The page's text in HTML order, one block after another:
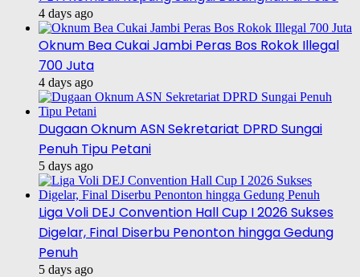
4 days ago
Oknum Bea Cukai Jambi Peras Bos Rokok Illegal
700 Juta
4 days ago
Dugaan Oknum ASN Sekretariat DPRD Sungai
Penuh Tipu Petani
5 days ago
Liga Voli DEJ Convention Hall Cup I 2026 Sukses
Digelar, Final Diserbu Penonton hingga Gedung
Penuh
5 days ago